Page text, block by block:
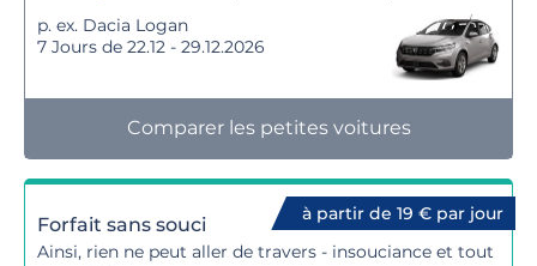
p. ex. Dacia Logan
7 Jours de 22.12 - 29.12.2026
Comparer les petites voitures
à partir de 19 € par jour
Forfait sans souci
Ainsi, rien ne peut aller de travers - insouciance et tout